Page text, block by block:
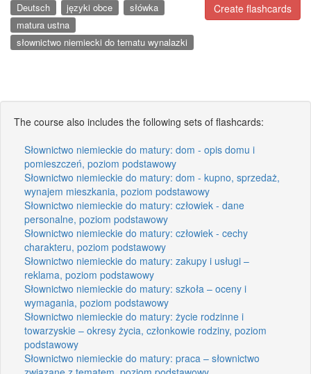
Create flashcards
Deutsch języki obce
słówka
matura ustna
słownictwo niemiecki do tematu wynalazki
The course also includes the following sets of flashcards:
Słownictwo niemieckie do matury: dom - opis domu i
pomieszczeń, poziom podstawowy
Słownictwo niemieckie do matury: dom - kupno, sprzedaż,
wynajem mieszkania, poziom podstawowy
Słownictwo niemieckie do matury: człowiek - dane
personalne, poziom podstawowy
Słownictwo niemieckie do matury: człowiek - cechy
charakteru, poziom podstawowy
Słownictwo niemieckie do matury: zakupy i usługi –
reklama, poziom podstawowy
Słownictwo niemieckie do matury: szkoła – oceny i
wymagania, poziom podstawowy
Słownictwo niemieckie do matury: życie rodzinne i
towarzyskie – okresy życia, członkowie rodziny, poziom
podstawowy
Słownictwo niemieckie do matury: praca – słownictwo